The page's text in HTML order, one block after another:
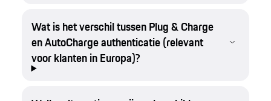
Wat is het verschil tussen Plug & Charge
en AutoCharge authenticatie (relevant
voor klanten in Europa)?